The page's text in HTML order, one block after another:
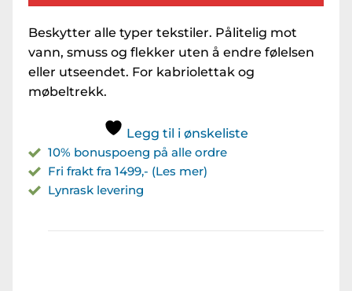
Beskytter alle typer tekstiler. Pålitelig mot
vann, smuss og flekker uten å endre følelsen
eller utseendet. For kabriolettak og
møbeltrekk.
Legg til i ønskeliste
10% bonuspoeng på alle ordre
Fri frakt fra 1499,- (Les mer)
Lynrask levering